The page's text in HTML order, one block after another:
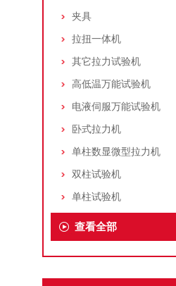
夹具
拉扭一体机
其它拉力试验机
高低温万能试验机
电液伺服万能试验机
卧式拉力机
单柱数显微型拉力机
双柱试验机
单柱试验机
查看全部